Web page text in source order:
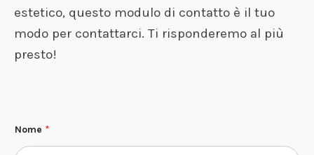
estetico, questo modulo di contatto è il tuo
modo per contattarci. Ti risponderemo al più
presto!
Nome *